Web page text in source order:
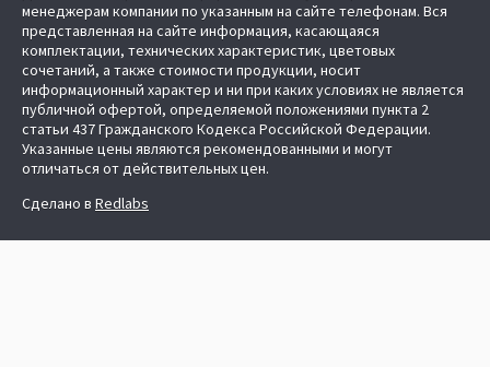
менеджерам компании по указанным на сайте телефонам. Вся
представленная на сайте информация, касающаяся
комплектации, технических характеристик, цветовых
сочетаний, а также стоимости продукции, носит
информационный характер и ни при каких условиях не является
публичной офертой, определяемой положениями пункта 2
статьи 437 Гражданского Кодекса Российской Федерации.
Указанные цены являются рекомендованными и могут
отличаться от действительных цен.
Сделано в Redlabs